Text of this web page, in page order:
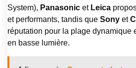
System), Panasonic et Leica
et performants, tandis que Sony et
réputation pour la plage dynamique
en basse lumière.